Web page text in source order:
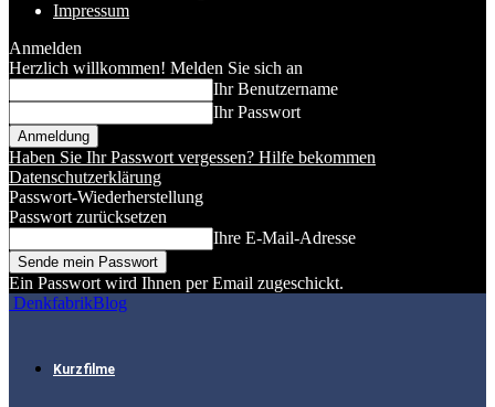
Impressum
Anmelden
Herzlich willkommen! Melden Sie sich an
Ihr Benutzername
Ihr Passwort
Haben Sie Ihr Passwort vergessen? Hilfe bekommen
Datenschutzerklärung
Passwort-Wiederherstellung
Passwort zurücksetzen
Ihre E-Mail-Adresse
Ein Passwort wird Ihnen per Email zugeschickt.
DenkfabrikBlog
Kurzfilme